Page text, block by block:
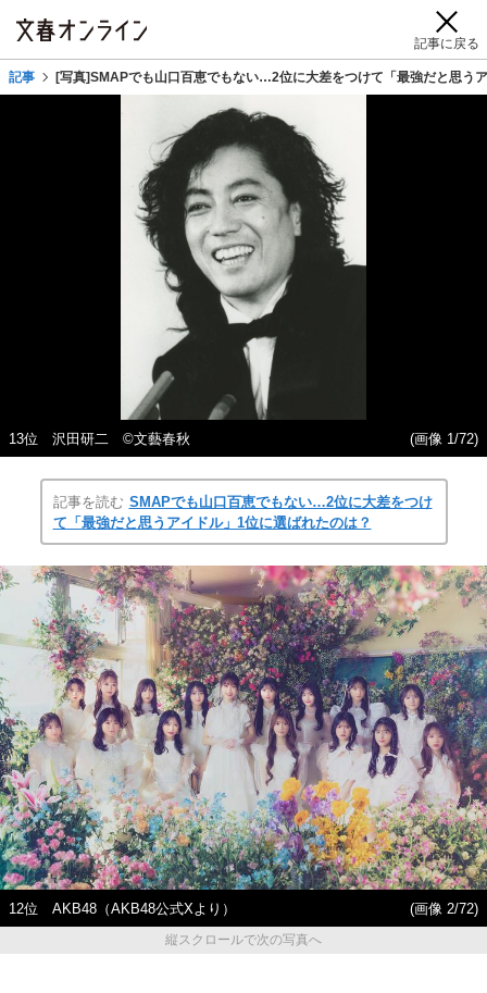
記事に戻る
記事 [写真]SMAPでも山口百恵でもない…2位に大差をつけて「最強だと思う
13位 沢田研二 ©文藝春秋 (画像 1/72)
記事を読む SMAPでも山口百恵でもない…2位に大差をつけ
て「最強だと思うアイドル」1位に選ばれたのは？
12位 AKB48（AKB48公式Xより）
(画像 2/72)
縦スクロールで次の写真へ